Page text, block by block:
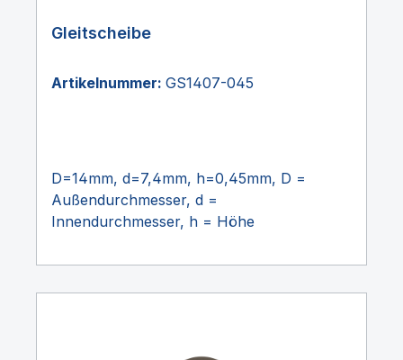
Gleitscheibe
Artikelnummer: GS1407-045
D=14mm, d=7,4mm, h=0,45mm, D =
Außendurchmesser, d =
Innendurchmesser, h = Höhe